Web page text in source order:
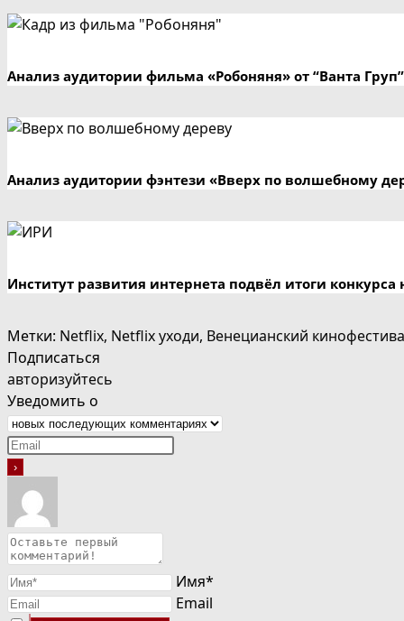
Анализ аудитории фильма «Робоняня» от “Ванта Груп”
Анализ аудитории фэнтези «Вверх по волшебному
Институт развития интернета подвёл итоги
Метки: Netflix, Netflix уходи, Венецианский
Подписаться
авторизуйтесь
Уведомить о
Имя*
Email